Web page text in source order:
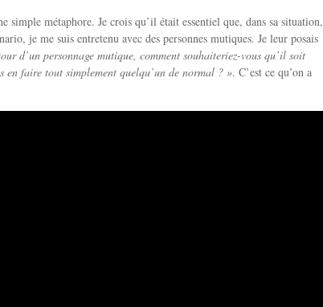
métaphore. Je crois qu’il était essentiel que, dans sa situation,
je me suis entretenu avec des personnes mutiques. Je leur posais
d’un personnage mutique, comment souhaiteriez-vous qu’il soit
en faire tout simplement quelqu’un de normal ? ». C’est ce qu’on a